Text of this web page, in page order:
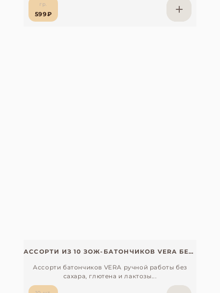
гр.
599₽
АССОРТИ ИЗ 10 ЗОЖ-БАТОНЧИКОВ VERA БЕЗ САХАРА С СУПЕРФУДАМИ
Ассорти батончиков VERA ручной работы без
сахара, глютена и лактозы...